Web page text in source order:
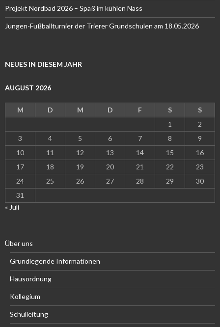
Projekt Nordbad 2026 – Spaß im kühlen Nass
Jungen-Fußballturnier der Trierer Grundschulen am 18.05.2026
NEUES IN DIESEM JAHR
AUGUST 2026
M D M D F S
S
1
2
3
4 5 6 7 8
9
10
11 12 13 14 15
16
17
18 19 20 21 22
23
24
25 26 27 28 29
30
31
« Juli
Über uns
Grundlegende Informationen
Hausordnung
Kollegium
Schulleitung